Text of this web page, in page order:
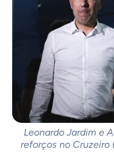
Leonardo Jardim e
reforços no Cruzeiro